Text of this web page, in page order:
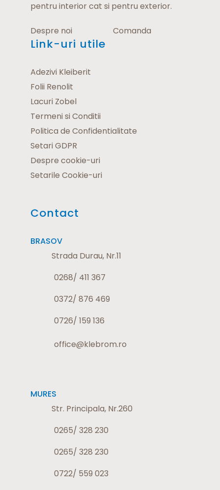
pentru interior cat si pentru exterior.
Despre noi Comanda
Link-uri utile
Adezivi Kleiberit
Folii Renolit
Lacuri Zobel
Termeni si Conditii
Politica de Confidentialitate
Setari GDPR
Despre cookie-uri
Setarile Cookie-uri
Contact
BRASOV
Strada Durau, Nr.11
0268/ 411 367
0372/ 876 469
0726/ 159 136
office@klebrom.ro
MURES
Str. Principala, Nr.260
0265/ 328 230
0265/ 328 230
0722/ 559 023